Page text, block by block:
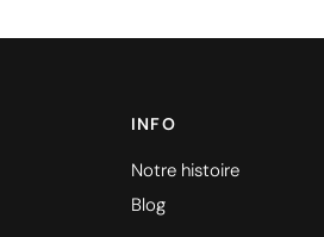
INFO
Notre histoire
Blog